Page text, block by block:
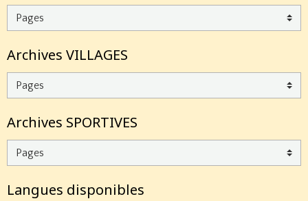
Archives VILLAGES
Archives SPORTIVES
Langues disponibles